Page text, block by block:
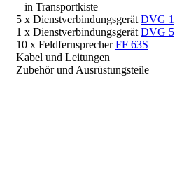
in Transportkiste
5 x Dienstverbindungsgerät DVG 1
1 x Dienstverbindungsgerät DVG 5
10 x FeldfernsprecherFF 63S
Kabel und Leitungen
Zubehör und Ausrüstungsteile